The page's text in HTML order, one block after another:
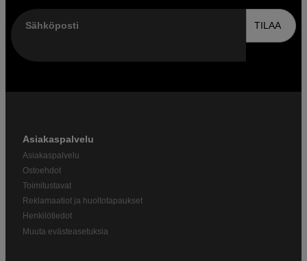
Sähköposti TILAA
Asiakaspalvelu
Asiakaspalvelu
Ostoehdot
Toimitustavat
Reklamaatiot ja huoltotapaukset
Henkilötiedot
Muuta evästeasetuksia